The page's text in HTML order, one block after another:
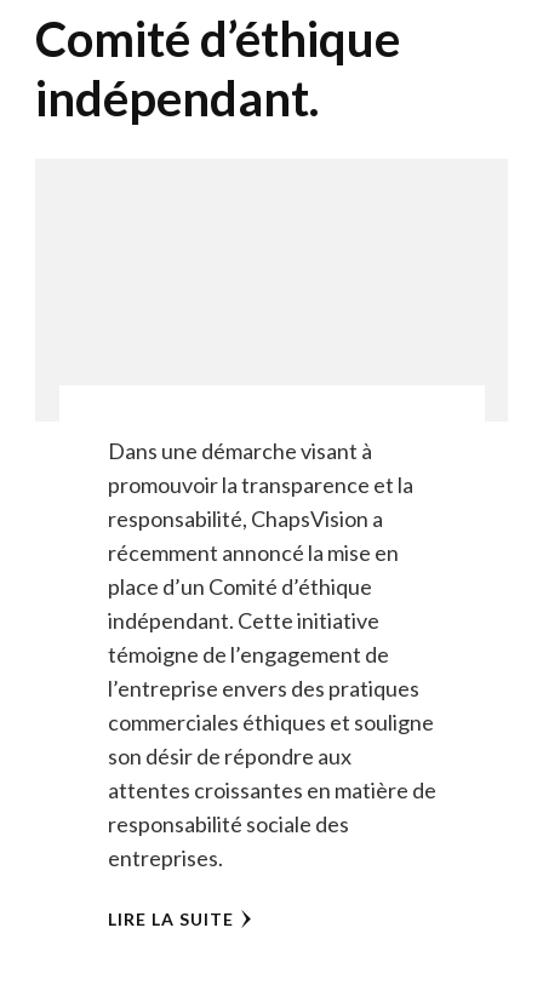
Comité d’éthique
indépendant.
Dans une démarche visant à
promouvoir la transparence et la
responsabilité, ChapsVision a
récemment annoncé la mise en
place d’un Comité d’éthique
indépendant. Cette initiative
témoigne de l’engagement de
l’entreprise envers des pratiques
commerciales éthiques et souligne
son désir de répondre aux
attentes croissantes en matière de
responsabilité sociale des
entreprises.
LIRE LA SUITE